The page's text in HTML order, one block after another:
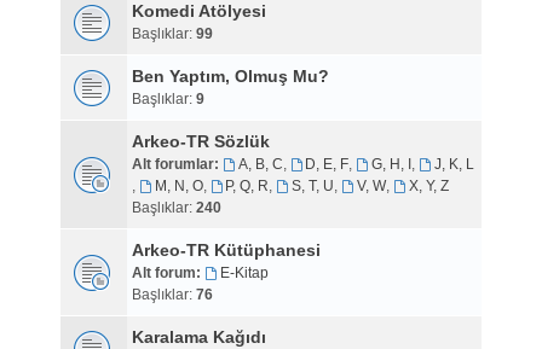
Komedi Atölyesi
Başlıklar: 99
Ben Yaptım, Olmuş Mu?
Başlıklar: 9
Arkeo-TR Sözlük
Alt forumlar: A, B, C, D, E, F, G, H, I ,
J, K, L
,
M, N, O, P, Q, R, S, T, U, V, W,
X, Y, Z
Başlıklar: 240
Arkeo-TR Kütüphanesi
Alt forum:
E-Kitap
Başlıklar: 76
Karalama Kağıdı